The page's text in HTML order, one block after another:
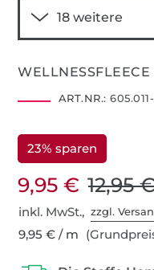
WELLNESSFLEECE
ART.NR.:
23% sparen
9,95 € 12,95 €
inkl. MwSt.,zzgl.
9,95 € / m